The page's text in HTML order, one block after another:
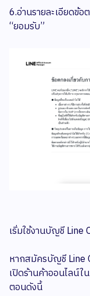
6.อ่านรายละเอียดข้
“ยอมรับ”
เริ่มใช้งานบัญชี Line
หากสมัครบัญชี Line
เปิดร้านค้าออนไลน์ใ
ตอนดังนี้